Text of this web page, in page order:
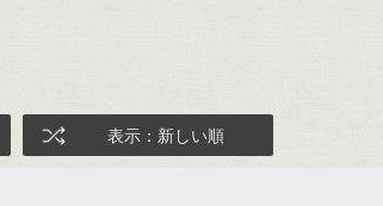
表示：新しい順